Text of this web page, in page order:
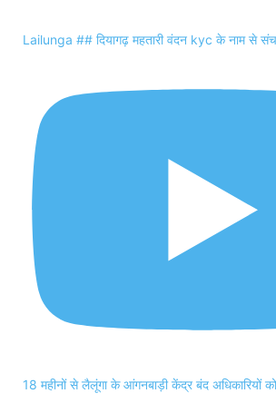
Lailunga ## दियागढ़ महतारी वंदन kyc के नाम से
18 महीनों से लैलूंगा के आंगनबाड़ी केंद्र बंद अधिकारियों को